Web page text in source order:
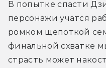
В попытке спасти
персонажи учатся
ромком щепоткой
финальной схватке
страсть может